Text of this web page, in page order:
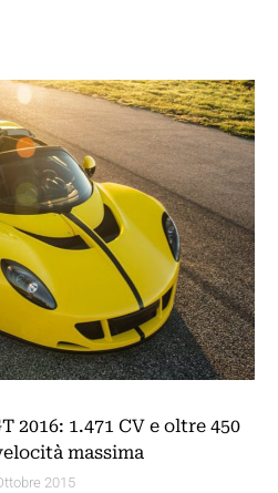
2016: 1.471 CV e oltre 450
massima
2015